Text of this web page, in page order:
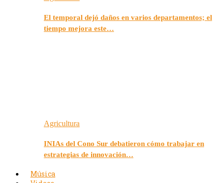
El temporal dejó daños en varios departamentos; el
tiempo mejora este…
Agricultura
INIAs del Cono Sur debatieron cómo trabajar en
estrategias de innovación…
Música